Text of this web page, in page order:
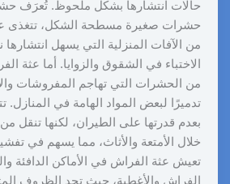
حالات انتشارها بشكل ملحوظ. تُعرَف
حشرات صغيرة مسطحة الشكل، تتغذى
من الآفات المنزلية التي يسهل انتشارها
الاختباء في الشقوق والزوايا. أما عثة
من الحشرات التي تهاجم المفروشات
تدميرًا لبعض المواد الهامة في المنازل.
بعدم قدرتها على الطيران، لكنها تنقل
خلال الأمتعة والأثاث، مما يسهم في
تعيش عثة الفراش في الأماكن الدافئة
الفراش والأغطية، حيث تجد الظروف